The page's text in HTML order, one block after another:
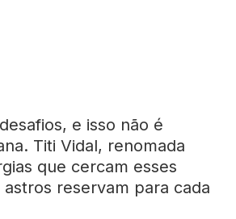
e isso não é
Titi Vidal, renomada
que cercam esses
reservam para cada